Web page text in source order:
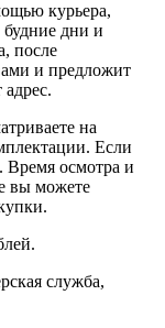
курьера,
будние дни и
после
и предложит
на
Если
Время осмотра и
вы можете
служба,